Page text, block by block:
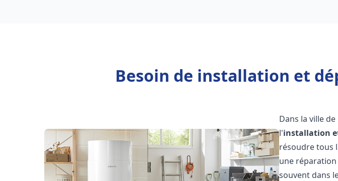
Besoin de installation et
Dans la ville de
l'installation
résoudre tous
une
souvent dans